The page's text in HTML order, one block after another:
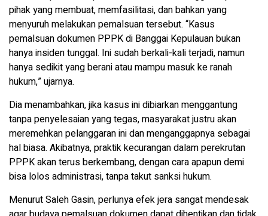
pihak yang membuat, memfasilitasi, dan bahkan yang
menyuruh melakukan pemalsuan tersebut. “Kasus
pemalsuan dokumen PPPK di Banggai Kepulauan bukan
hanya insiden tunggal. Ini sudah berkali-kali terjadi, namun
hanya sedikit yang berani atau mampu masuk ke ranah
hukum,” ujarnya.
Dia menambahkan, jika kasus ini dibiarkan menggantung
tanpa penyelesaian yang tegas, masyarakat justru akan
meremehkan pelanggaran ini dan menganggapnya sebagai
hal biasa. Akibatnya, praktik kecurangan dalam perekrutan
PPPK akan terus berkembang, dengan cara apapun demi
bisa lolos administrasi, tanpa takut sanksi hukum.
Menurut Saleh Gasin, perlunya efek jera sangat mendesak